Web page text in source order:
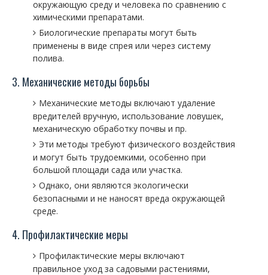
окружающую среду и человека по сравнению с
химическими препаратами.
Биологические препараты могут быть
применены в виде спрея или через систему
полива.
3. Механические методы борьбы
Механические методы включают удаление
вредителей вручную, использование ловушек,
механическую обработку почвы и пр.
Эти методы требуют физического воздействия
и могут быть трудоемкими, особенно при
большой площади сада или участка.
Однако, они являются экологически
безопасными и не наносят вреда окружающей
среде.
4. Профилактические меры
Профилактические меры включают
правильное уход за садовыми растениями,